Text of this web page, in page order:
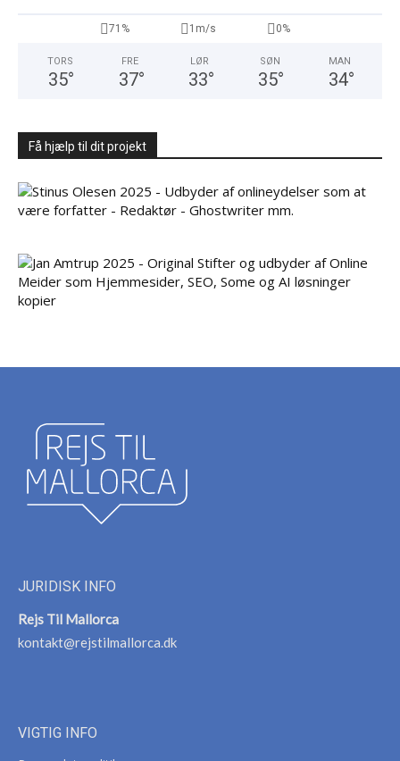
71% 1m/s 0%
TORS
35°
FRE
37°
LØR
33°
SØN
35°
MAN
34°
Få hjælp til dit projekt
JURIDISK INFO
Rejs Til Mallorca
kontakt@rejstilmallorca.dk
VIGTIG INFO